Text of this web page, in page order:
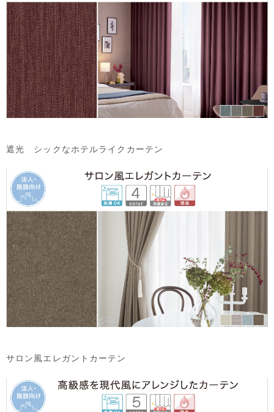
遮光 シックなホテルライクカーテン
サロン風エレガントカーテン